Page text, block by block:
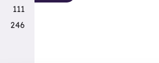
111
246